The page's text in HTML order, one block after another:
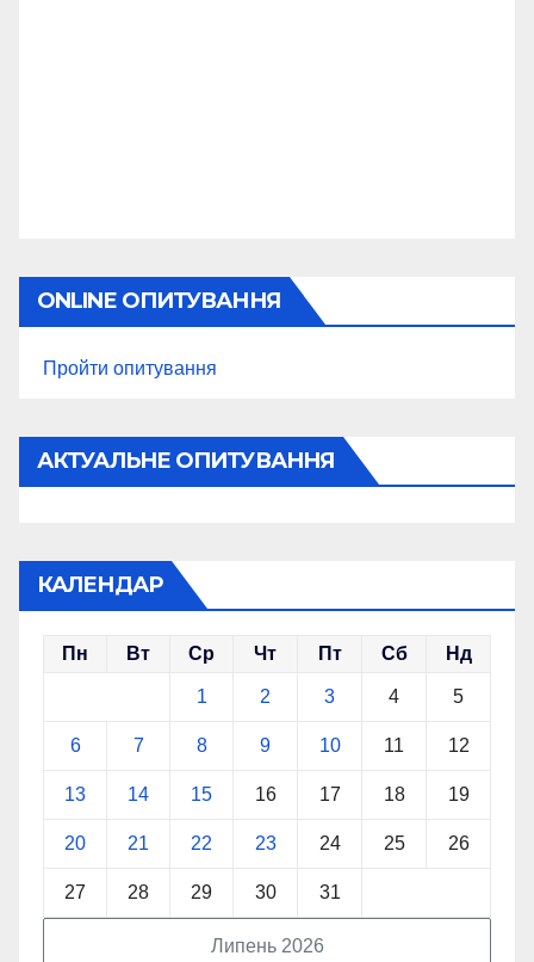
ONLINE ОПИТУВАННЯ
Пройти опитування
АКТУАЛЬНЕ ОПИТУВАННЯ
КАЛЕНДАР
Липень 2026
Пн Вт Ср Чт Пт Сб Нд
1 2 3 4 5
6 7 8 9 10 11 12
13 14 15 16 17 18 19
20 21 22 23 24 25 26
27 28 29 30 31